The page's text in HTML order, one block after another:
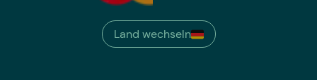
Land wechseln